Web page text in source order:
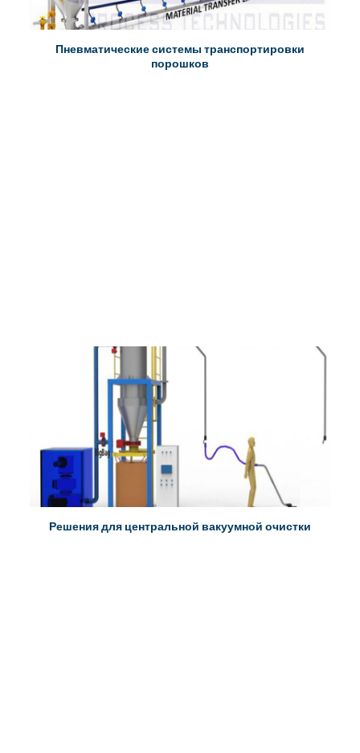
Пневматические системы транспортировки
порошков
Решения для центральной вакуумной очистки